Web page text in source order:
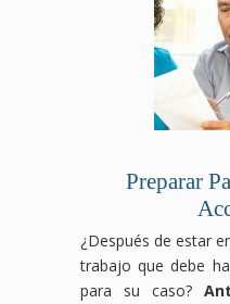
Preparar
¿Después de estar
trabajo que debe
para su caso?